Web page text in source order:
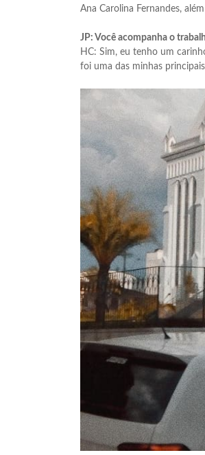
Ana Carolina Fernandes,
JP: Você acompanha o
HC: Sim, eu tenho um
foi uma das minhas